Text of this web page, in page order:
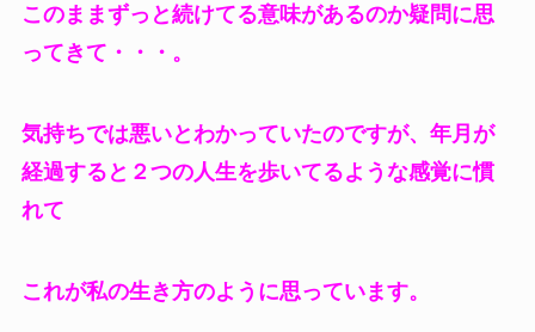
このままずっと続けてる意味があるのか疑問に思
ってきて・・・。
気持ちでは悪いとわかっていたのですが、年月が
経過すると２つの人生を歩いてるような感覚に慣
れて
これが私の生き方のように思っています。